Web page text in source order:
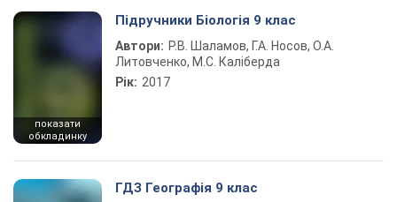
показати
обкладинку
Підручники Біологія 9 клас
Автори: Р.В. Шаламов, Г.А. Носов, О.А.
Литовченко, М.С. Каліберда
Рік: 2017
ГДЗ Географія 9 клас